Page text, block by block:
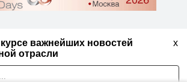
x
важнейших новостей
отрасли